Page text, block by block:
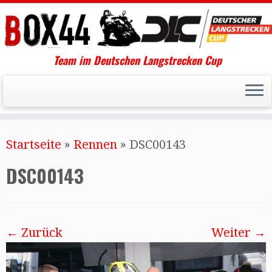
Team im Deutschen Langstrecken Cup
Startseite » Rennen » DSC00143
DSC00143
← Zurück Weiter →